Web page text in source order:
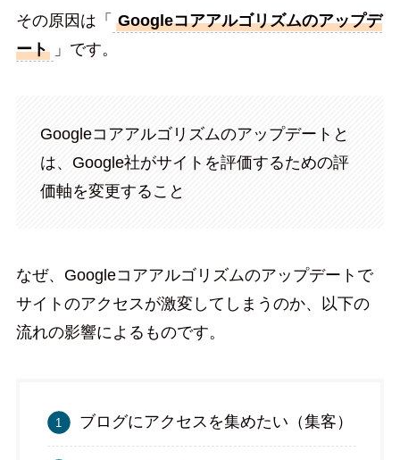
その原因は「 Googleコアアルゴリズムのアップデ
ート
」です。
Googleコアアルゴリズムのアップデートと
は、Google社がサイトを評価するための評
価軸を変更すること
なぜ、Googleコアアルゴリズムのアップデートで
サイトのアクセスが激変してしまうのか、以下の
流れの影響によるものです。
ブログにアクセスを集めたい（集客）